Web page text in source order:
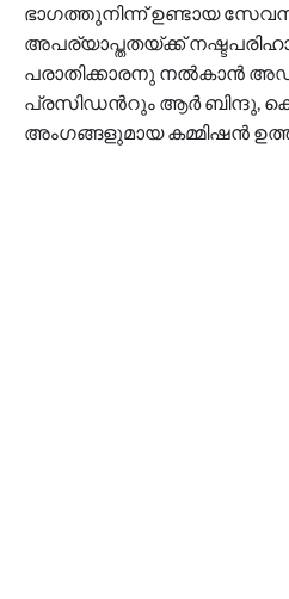
ഭാഗത്തുനിന്ന് ഉണ്ടായ
അപര്യാപ്തതയ്ക്ക്
പരാതിക്കാരനു നൽകാൻ
പ്രസിഡന്‍റും ആർ ബിന്ദു,
അംഗങ്ങളുമായ കമ്മിഷൻ